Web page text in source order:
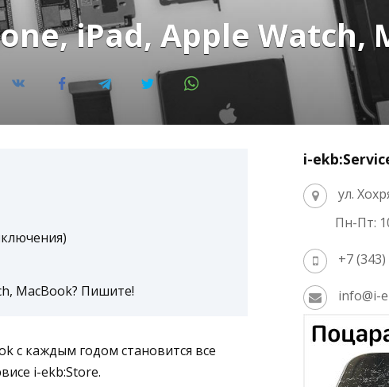
iPad, Apple Watch,
MacBook? Пишите!
с каждым годом становится все
i-ekb:Store.
i-
ул.
Пн-Пт:
+7
info@i-